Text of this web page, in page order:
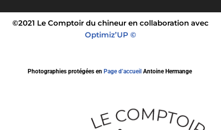
©2021 Le Comptoir du chineur en collaboration avec
Optimiz’UP ©
Photographies protégées en Page d’accueil Antoine Hermange